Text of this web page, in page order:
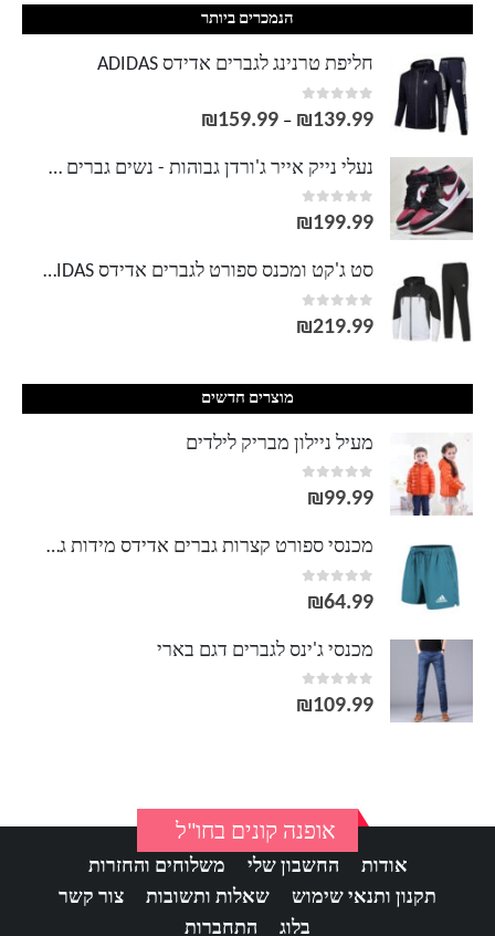
הנמכרים ביותר
חליפת טרנינג לגברים אדידס ADIDAS
0
out of 5
₪139.99
–
₪159.99
נעלי נייק אייר ג'ורדן גבוהות - נשים גברים NIKE AIR JORDAN
0
out of 5
₪199.99
סט ג'קט ומכנס ספורט לגברים אדידס ADIDAS
0
out of 5
₪219.99
מוצרים חדשים
מעיל ניילון מבריק לילדים
0
out of 5
₪99.99
מכנסי ספורט קצרות גברים אדידס מידות גדולות ADIDAS
0
out of 5
₪64.99
מכנסי ג'ינס לגברים דגם בארי
0
out of 5
₪109.99
אופנה קונים בחו"ל
אודות החשבון שלי
משלוחים והחזרות
תקנון ותנאי שימוש
שאלות ותשובות
צור קשר
בלוג
התחברות